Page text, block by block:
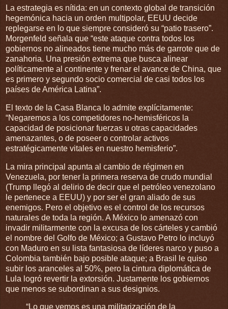
La estrategia es nítida: en un contexto global de transición
hegemónica hacia un orden multipolar, EEUU decide
replegarse en lo que siempre consideró su “patio trasero”.
Morgenfeld señala que “este ataque contra todos los
gobiernos no alineados tiene mucho más de garrote que de
zanahoria. Una presión extrema que busca alinear
políticamente al continente y frenar el avance de China, que
es primero y segundo socio comercial de casi todos los
países de América Latina”.
El texto de la Casa Blanca lo admite explícitamente:
“Negaremos a los competidores no-hemisféricos la
capacidad de posicionar fuerzas u otras capacidades
amenazantes, o de poseer o controlar activos
estratégicamente vitales en nuestro hemisferio”.
La mira principal apunta al cambio de régimen en
Venezuela, por tener la primera reserva de crudo mundial
(Trump llegó al delirio de decir que el petróleo venezolano
le pertenece a EEUU) y por ser el gran aliado de sus
enemigos. Pero el objetivo es el control de los recursos
naturales de toda la región. A México lo amenazó con
invadir militarmente con la excusa de los cárteles y cambió
el nombre del Golfo de México; a Gustavo Petro lo incluyó
con Maduro en su lista fantasiosa de líderes narco y puso a
Colombia también bajo posible ataque; a Brasil le quiso
subir los aranceles al 50%, pero la cintura diplomática de
Lula logró revertir la extorsión. Justamente los gobiernos
que menos se subordinan a sus designios.
“Lo que vemos es una militarización de la